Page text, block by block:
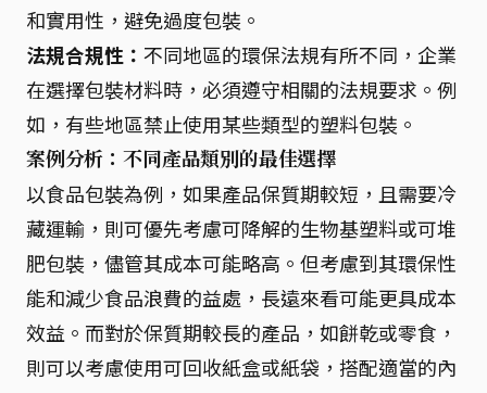
和實用性，避免過度包裝。
法規合規性： 不同地區的環保法規有所不同，企業
在選擇包裝材料時，必須遵守相關的法規要求。例
如，有些地區禁止使用某些類型的塑料包裝。
案例分析：不同產品類別的最佳選擇
以食品包裝為例，如果產品保質期較短，且需要冷
藏運輸，則可優先考慮可降解的生物基塑料或可堆
肥包裝，儘管其成本可能略高。但考慮到其環保性
能和減少食品浪費的益處，長遠來看可能更具成本
效益。而對於保質期較長的產品，如餅乾或零食，
則可以考慮使用可回收紙盒或紙袋，搭配適當的內